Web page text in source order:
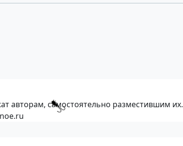
авторам, самостоятельно разместившим их.